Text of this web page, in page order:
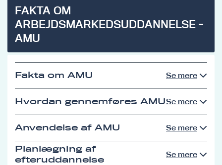
FAKTA OM
ARBEJDSMARKEDSUDDANNELSE -
AMU
Fakta om AMU Se mere
Hvordan gennemføres AMUSe mere
Anvendelse af AMU Se mere
Planlægning af
efteruddannelse
Se mere